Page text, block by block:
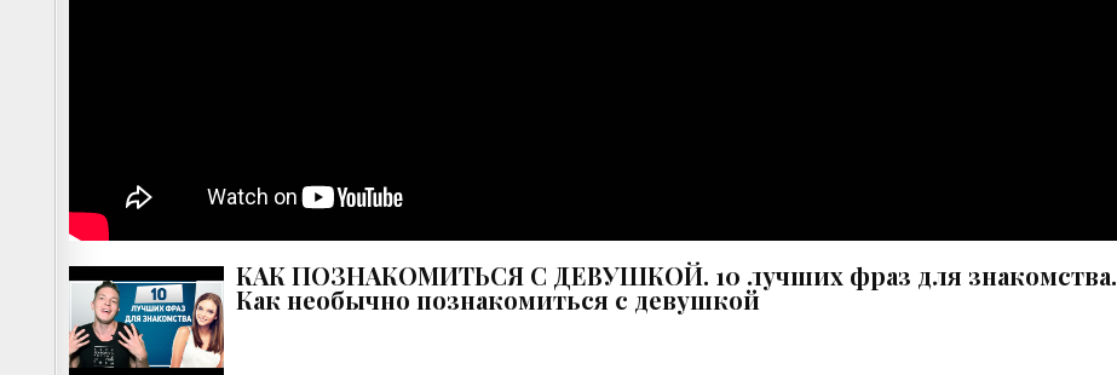
КАК ПОЗНАКОМИТЬСЯ С ДЕВУШКОЙ. 10 лучших фраз для знакомства.
Как необычно познакомиться с девушкой